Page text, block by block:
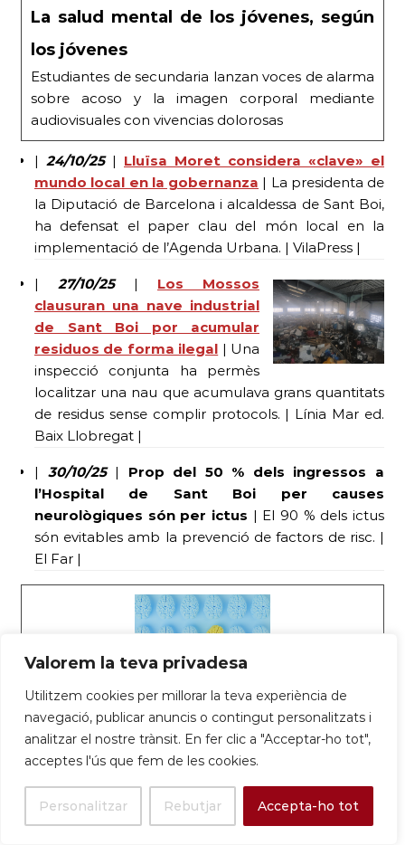
Valorem la teva privadesa
Utilitzem cookies per millorar la teva experiència de
navegació, publicar anuncis o contingut personalitzats i
analitzar el nostre trànsit. En fer clic a "Acceptar-ho tot",
acceptes l'ús que fem de les cookies.
Personalitzar Rebutjar Accepta-ho tot
La salud mental de los jóvenes, según
los jóvenes
Estudiantes de secundaria lanzan voces de alarma
sobre acoso y la imagen corporal mediante
audiovisuales con vivencias dolorosas
| 24/10/25| Lluïsa Moret considera «clave» el
mundo local en la gobernanza | La presidenta de
la Diputació de Barcelona i alcaldessa de Sant Boi,
ha defensat el paper clau del món local en la
implementació de l’Agenda Urbana. | VilaPress |
| 27/10/25| Los Mossos
clausuran una nave industrial
de Sant Boi por acumular
residuos de forma ilegal | Una
inspecció conjunta ha permès
localitzar una nau que acumulava grans quantitats
de residus sense complir protocols. | Línia Mar ed.
Baix Llobregat |
| 30/10/25| Prop del 50 % dels ingressos a
l’Hospital de Sant Boi per causes
neurològiques són per ictus | El 90 % dels ictus
són evitables amb la prevenció de factors de risc. |
El Far |
Prop del 50% dels ingressos a l’Hospital
SJD Sant Boi per causes neurològiques
són per ictus – Parc Sanitari Sant Joan
de Déu